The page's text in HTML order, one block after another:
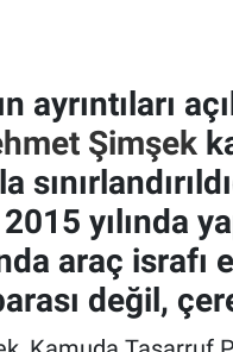
ayrıntıları
Şimşek
yılında
araç israfı
değil,